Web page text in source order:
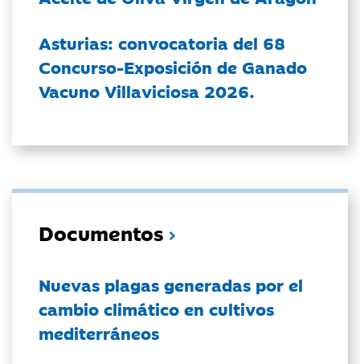
Asturias: convocatoria del 68
Concurso-Exposición de Ganado
Vacuno Villaviciosa 2026.
Documentos
Nuevas plagas generadas por el
cambio climático en cultivos
mediterráneos